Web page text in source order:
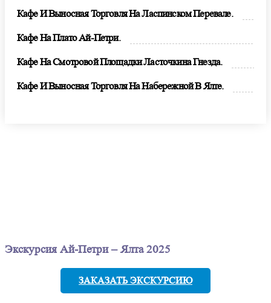
Кафе И Выносная Торговля На Ласпинском Перевале.
Кафе На Плато Ай-Петри.
Кафе На Смотровой Площадки Ласточкина Гнезда.
Кафе И Выносная Торговля На Набережной В Ялте.
Экскурсия Ай-Петри – Ялта 2025
ЗАКАЗАТЬ ЭКСКУРСИЮ